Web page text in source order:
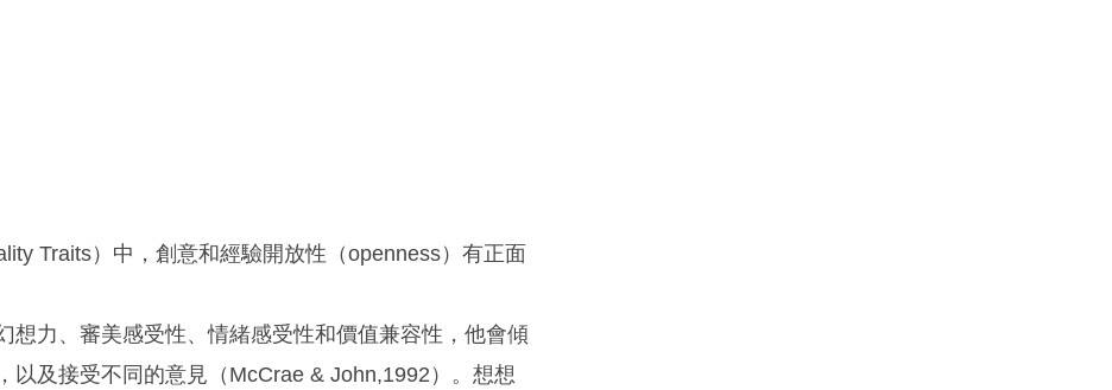
Traits）中，創意和經驗開放性（openness）有正面
想力、審美感受性、情緒感受性和價值兼容性，他會傾
以及接受不同的意見（McCrae & John,1992）。想想